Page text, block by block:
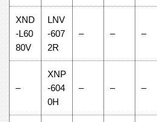
XND
-L60
80V
LNV
-607
2R
– – –
–
XNP
-604
0H
– – –